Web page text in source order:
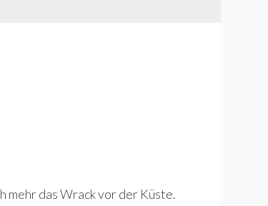
mehr das Wrack vor der Küste.